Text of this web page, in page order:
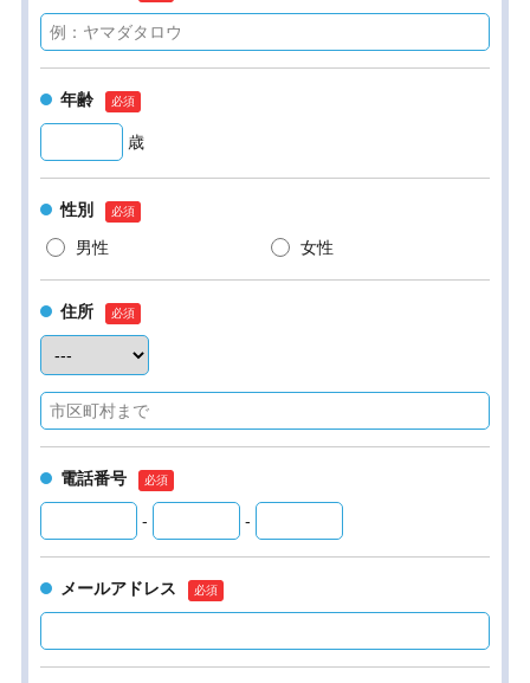
年齢
歳
性別
男性
女性
住所
電話番号
- -
メールアドレス